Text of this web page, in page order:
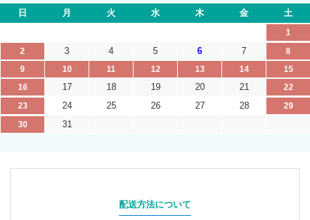
日 月 火 水 木 金 土
1
2
3 4 5 6 7
8
9
10 11 12 13 14
15
16
17 18 19 20 21
22
23
24 25 26 27 28
29
30
31
配送方法について